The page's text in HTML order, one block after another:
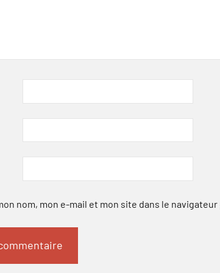
nom, mon e-mail et mon site dans le